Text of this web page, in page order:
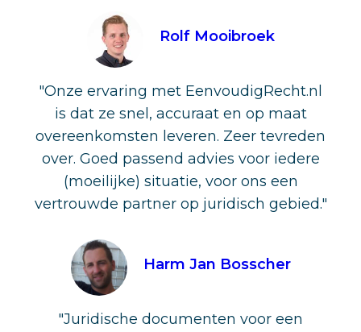
Rolf Mooibroek
"Onze ervaring met EenvoudigRecht.nl
is dat ze snel, accuraat en op maat
overeenkomsten leveren. Zeer tevreden
over. Goed passend advies voor iedere
(moeilijke) situatie, voor ons een
vertrouwde partner op juridisch gebied."
Harm Jan Bosscher
"Juridische documenten voor een